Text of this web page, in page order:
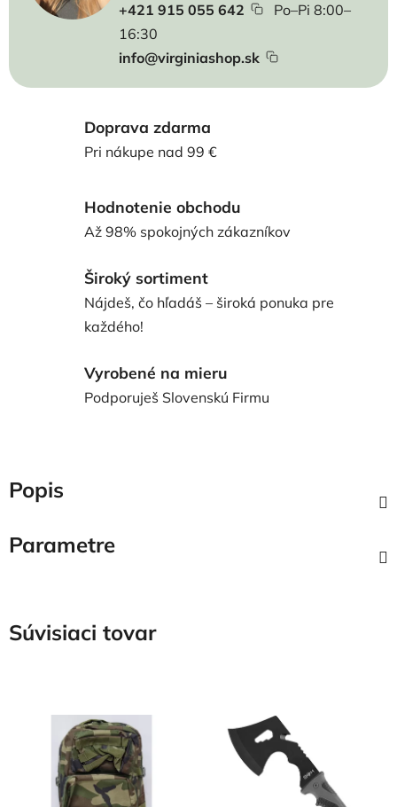
+421 915 055 642
Po–Pi 8:00–
16:30
info@virginiashop.sk
Doprava zdarma
Pri nákupe nad 99 €
Hodnotenie obchodu
Až 98% spokojných zákazníkov
Široký sortiment
Nájdeš, čo hľadáš – široká ponuka pre
každého!
Vyrobené na mieru
Podporuješ Slovenskú Firmu
Popis
Parametre
Súvisiaci tovar